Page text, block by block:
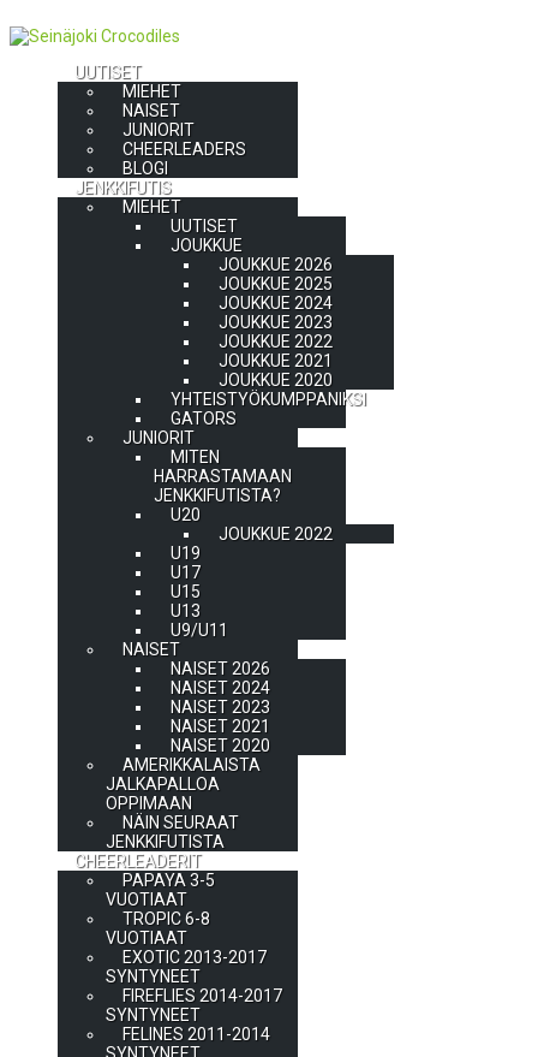
UUTISET
MIEHET
NAISET
JUNIORIT
CHEERLEADERS
BLOGI
JENKKIFUTIS
MIEHET
UUTISET
JOUKKUE
JOUKKUE 2026
JOUKKUE 2025
JOUKKUE 2024
JOUKKUE 2023
JOUKKUE 2022
JOUKKUE 2021
JOUKKUE 2020
YHTEISTYÖKUMPPANIKSI
GATORS
JUNIORIT
MITEN
HARRASTAMAAN
JENKKIFUTISTA?
U20
JOUKKUE 2022
U19
U17
U15
U13
U9/U11
NAISET
NAISET 2026
NAISET 2024
NAISET 2023
NAISET 2021
NAISET 2020
AMERIKKALAISTA
JALKAPALLOA
OPPIMAAN
NÄIN SEURAAT
JENKKIFUTISTA
CHEERLEADERIT
PAPAYA 3-5
VUOTIAAT
TROPIC 6-8
VUOTIAAT
EXOTIC 2013-2017
SYNTYNEET
FIREFLIES 2014-2017
SYNTYNEET
FELINES 2011-2014